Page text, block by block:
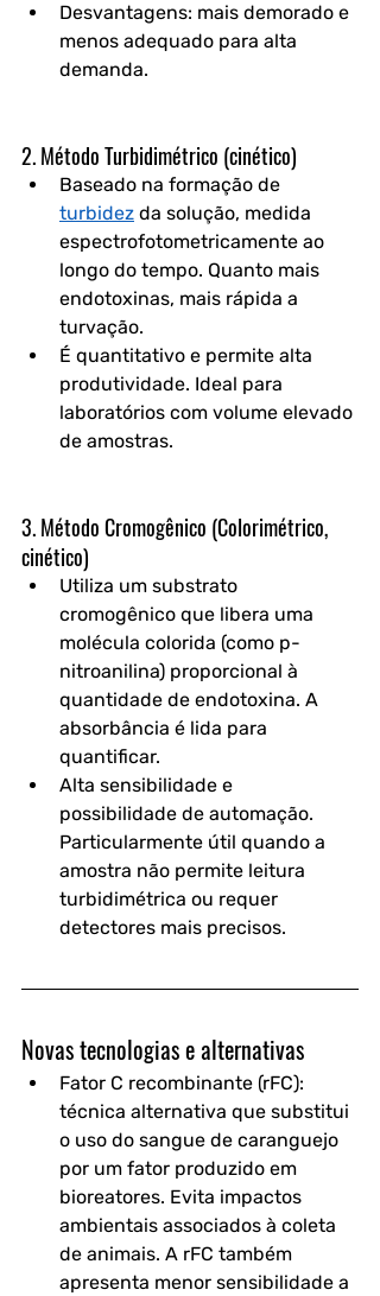
Desvantagens: mais demorado e
menos adequado para alta
demanda.
2. Método Turbidimétrico (cinético)
Baseado na formação de
turbidez da solução, medida
espectrofotometricamente ao
longo do tempo. Quanto mais
endotoxinas, mais rápida a
turvação.
É quantitativo e permite alta
produtividade. Ideal para
laboratórios com volume elevado
de amostras.
3. Método Cromogênico (Colorimétrico,
cinético)
Utiliza um substrato
cromogênico que libera uma
molécula colorida (como p-
nitroanilina) proporcional à
quantidade de endotoxina. A
absorbância é lida para
quantificar.
Alta sensibilidade e
possibilidade de automação.
Particularmente útil quando a
amostra não permite leitura
turbidimétrica ou requer
detectores mais precisos.
Novas tecnologias e alternativas
Fator C recombinante (rFC):
técnica alternativa que substitui
o uso do sangue de caranguejo
por um fator produzido em
bioreatores. Evita impactos
ambientais associados à coleta
de animais. A rFC também
apresenta menor sensibilidade a